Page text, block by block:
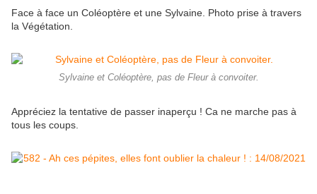
Face à face un Coléoptère et une Sylvaine. Photo prise à travers
la Végétation.
Sylvaine et Coléoptère, pas de Fleur à convoiter.
Appréciez la tentative de passer inaperçu ! Ca ne marche pas à
tous les coups.